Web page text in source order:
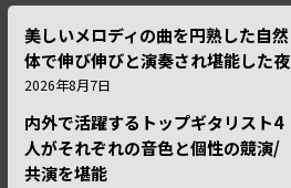
美しいメロディの曲を円熟した自然
体で伸び伸びと演奏され堪能した夜
2026年8月7日
内外で活躍するトップギタリスト4
人がそれぞれの音色と個性の競演/
共演を堪能